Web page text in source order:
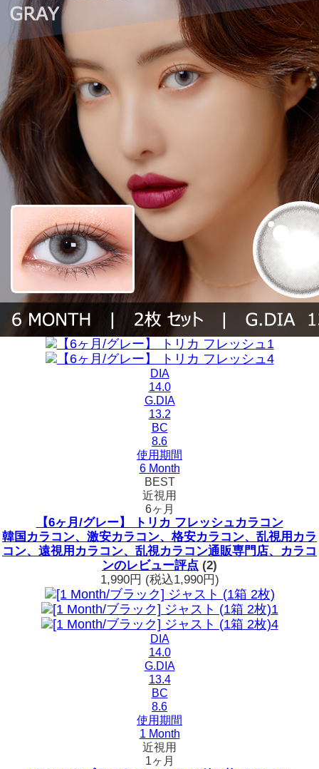
DIA
14.0
G.DIA
13.2
BC
8.6
使用期間
6 Month
BEST
近視用
6ヶ月
【6ヶ月/グレー】 トリカ フレッシュカラコン
韓国カラコン、激安カラコン、格安カラコン、乱視用カラ
コン、遠視用カラコン、乱視カラコン通販専門店、カラコ
ンのレビュー評点 (2)
1,990円 (税込1,990円)
DIA
14.0
G.DIA
13.4
BC
8.6
使用期間
1 Month
近視用
1ヶ月